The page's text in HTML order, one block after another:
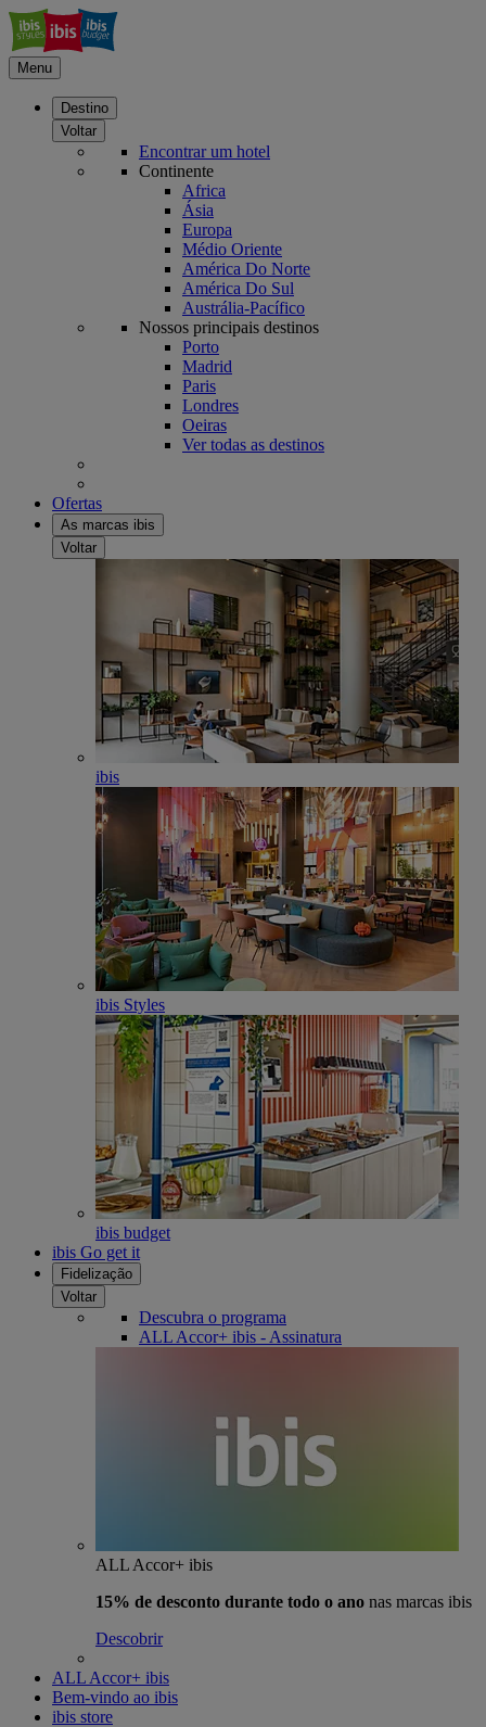
Menu
Destino
Voltar
Encontrar um hotel
Continente
Africa
Ásia
Europa
Médio Oriente
América Do Norte
América Do Sul
Austrália-Pacífico
Nossos principais destinos
Porto
Madrid
Paris
Londres
Oeiras
Ver todas as destinos
Ofertas
As marcas ibis
Voltar
ibis
ibis Styles
ibis budget
ibis Go get it
Fidelização
Voltar
Descubra o programa
ALL Accor+ ibis - Assinatura
ALL Accor+ ibis
15% de desconto durante todo o ano nas marcas ibis
Descobrir
ALL Accor+ ibis
Bem-vindo ao ibis
ibis store